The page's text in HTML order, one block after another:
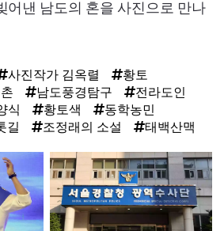
어낸 남도의 혼을 사진으로 만나
사진작가 김옥렬
황토
남도풍경탐구
전라도인
식 황토색
동학농민
길
조정래의 소설 태백산맥